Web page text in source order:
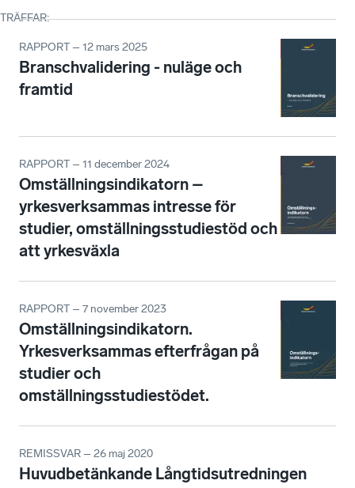
TRÄFFAR:
RAPPORT – 12 mars 2025
Branschvalidering - nuläge och
framtid
RAPPORT – 11 december 2024
Omställningsindikatorn –
yrkesverksammas intresse för
studier, omställningsstudiestöd och
att yrkesväxla
RAPPORT – 7 november 2023
Omställningsindikatorn.
Yrkesverksammas efterfrågan på
studier och
omställningsstudiestödet.
REMISSVAR – 26 maj 2020
Huvudbetänkande Långtidsutredningen